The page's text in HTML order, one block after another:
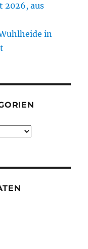
2026, aus
in